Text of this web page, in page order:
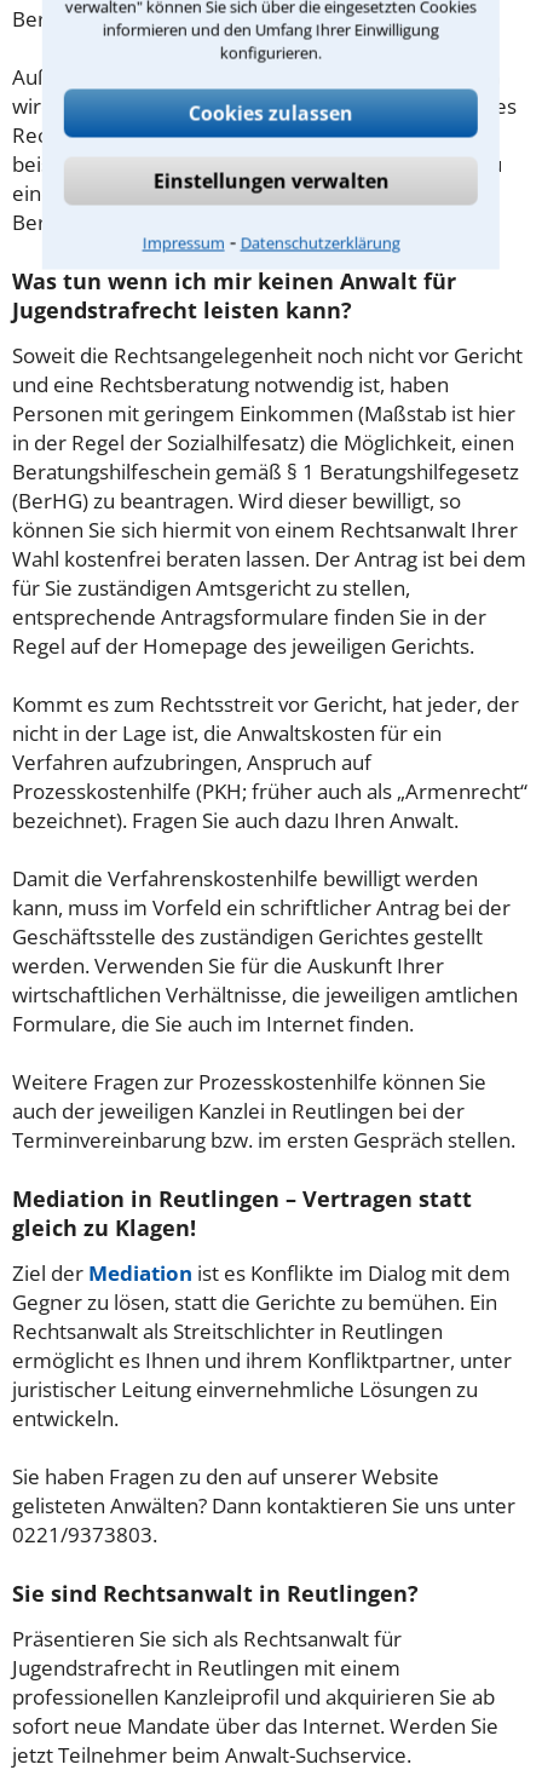
verwalten" können Sie sich über die eingesetzten Cookies
informieren und den Umfang Ihrer Einwilligung
konfigurieren.
Cookies zulassen
Einstellungen verwalten
Impressum ⁃ Datenschutzerklärung
Beratung.
Außerdem gut zu wissen: Gemäß § 34 Absatz 2 RVG
wird die Beratungsgebühr auf weitere Tätigkeiten des
Rechtsanwalts angerechnet. Sollte es also
beispielsweise aufgrund des Beratungsgesprächs zu
einem Prozess kommen, so kann der Anwalt diese
Beratungsgebühr nicht mehr abrechnen.
Was tun wenn ich mir keinen Anwalt für
Jugendstrafrecht leisten kann?
Soweit die Rechtsangelegenheit noch nicht vor Gericht
und eine Rechtsberatung notwendig ist, haben
Personen mit geringem Einkommen (Maßstab ist hier
in der Regel der Sozialhilfesatz) die Möglichkeit, einen
Beratungshilfeschein gemäß § 1 Beratungshilfegesetz
(BerHG) zu beantragen. Wird dieser bewilligt, so
können Sie sich hiermit von einem Rechtsanwalt Ihrer
Wahl kostenfrei beraten lassen. Der Antrag ist bei dem
für Sie zuständigen Amtsgericht zu stellen,
entsprechende Antragsformulare finden Sie in der
Regel auf der Homepage des jeweiligen Gerichts.
Kommt es zum Rechtsstreit vor Gericht, hat jeder, der
nicht in der Lage ist, die Anwaltskosten für ein
Verfahren aufzubringen, Anspruch auf
Prozesskostenhilfe (PKH; früher auch als „Armenrecht“
bezeichnet). Fragen Sie auch dazu Ihren Anwalt.
Damit die Verfahrenskostenhilfe bewilligt werden
kann, muss im Vorfeld ein schriftlicher Antrag bei der
Geschäftsstelle des zuständigen Gerichtes gestellt
werden. Verwenden Sie für die Auskunft Ihrer
wirtschaftlichen Verhältnisse, die jeweiligen amtlichen
Formulare, die Sie auch im Internet finden.
Weitere Fragen zur Prozesskostenhilfe können Sie
auch der jeweiligen Kanzlei in Reutlingen bei der
Terminvereinbarung bzw. im ersten Gespräch stellen.
Mediation in Reutlingen – Vertragen statt
gleich zu Klagen!
Ziel der Mediation ist es Konflikte im Dialog mit dem
Gegner zu lösen, statt die Gerichte zu bemühen. Ein
Rechtsanwalt als Streitschlichter in Reutlingen
ermöglicht es Ihnen und ihrem Konfliktpartner, unter
juristischer Leitung einvernehmliche Lösungen zu
entwickeln.
Sie haben Fragen zu den auf unserer Website
gelisteten Anwälten? Dann kontaktieren Sie uns unter
0221/9373803.
Sie sind Rechtsanwalt in Reutlingen?
Präsentieren Sie sich als Rechtsanwalt für
Jugendstrafrecht in Reutlingen mit einem
professionellen Kanzleiprofil und akquirieren Sie ab
sofort neue Mandate über das Internet. Werden Sie
jetzt Teilnehmer beim Anwalt-Suchservice.